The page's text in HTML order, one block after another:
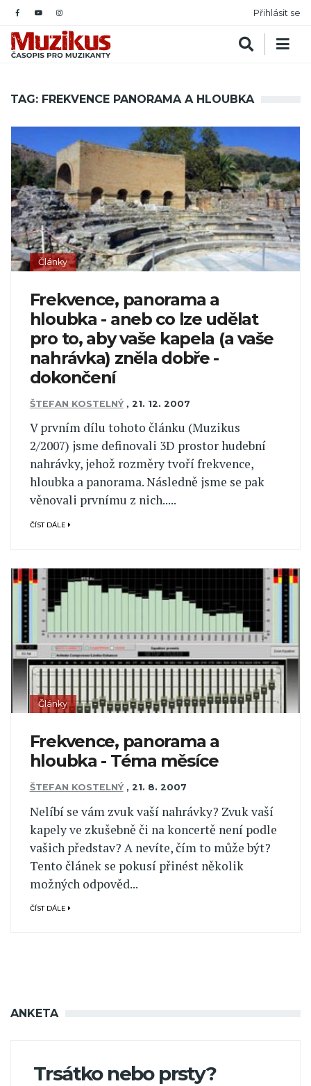
Přihlásit se
TAG: FREKVENCE PANORAMA A HLOUBKA
Články
Frekvence, panorama a
hloubka - aneb co lze udělat
pro to, aby vaše kapela (a vaše
nahrávka) zněla dobře -
dokončení
ŠTEFAN KOSTELNÝ , 21. 12. 2007
V prvním dílu tohoto článku (Muzikus
2/2007) jsme definovali 3D prostor hudební
nahrávky, jehož rozměry tvoří frekvence,
hloubka a panorama. Následně jsme se pak
věnovali prvnímu z nich.....
ČÍST DÁLE
Články
Frekvence, panorama a
hloubka - Téma měsíce
ŠTEFAN KOSTELNÝ , 21. 8. 2007
Nelíbí se vám zvuk vaší nahrávky? Zvuk vaší
kapely ve zkušebně či na koncertě není podle
vašich představ? A nevíte, čím to může být?
Tento článek se pokusí přinést několik
možných odpověd...
ČÍST DÁLE
ANKETA
Trsátko nebo prsty?